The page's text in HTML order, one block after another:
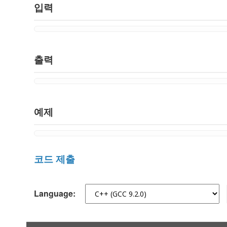
입력
출력
예제
코드 제출
Language: